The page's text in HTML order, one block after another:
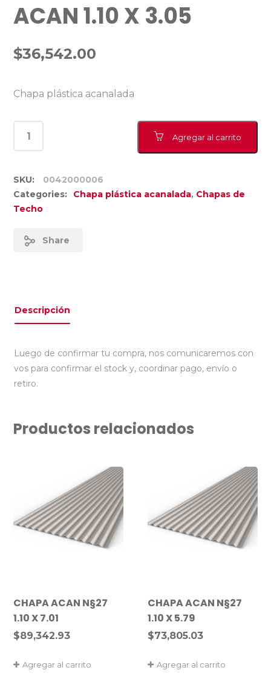
ACAN 1.10 X 3.05
$36,542.00
Chapa plástica acanalada
Agregar al carrito
SKU:
0042000006
Categories:
Chapa plástica acanalada, Chapas de
Techo
Share
Descripción
Luego de confirmar tu compra, nos comunicaremos con
vos para confirmar el stock y, coordinar pago, envío o
retiro.
Productos relacionados
CHAPA ACAN N§27
1.10 X 7.01
$89,342.93
Agregar al carrito
CHAPA ACAN N§27
1.10 X 5.79
$73,805.03
Agregar al carrito